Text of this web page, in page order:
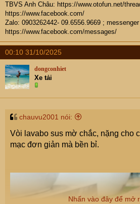
TBVS Anh Châu: https://www.otofun.net/
https://www.facebook.com/
Zalo: 0903262442- 09.6556.9669 ; messenger
https://www.facebook.com/messages/
00:10 31/10/2025
dongconhiet
Xe tải
chauvu2001 nói:
Vòi lavabo sus mờ chắc, nặng cho
mạc đơn giản mà bền bỉ.
Nhấn vào đây để mở